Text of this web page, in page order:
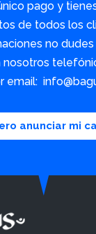
pago y
de todos los
no
email:
anunciar mi